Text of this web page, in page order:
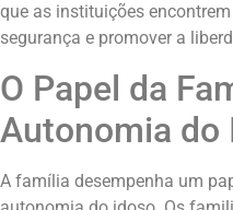
que as instituições
segurança e promover a
O Papel da
Autonomia do
A família desempenha um